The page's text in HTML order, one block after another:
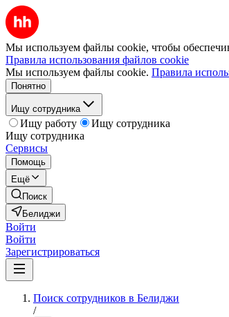
Мы используем файлы cookie, чтобы
Правила использования файлов cookie
Мы используем файлы cookie. Правила
Понятно
Ищу сотрудника
Ищу работу
Ищу сотрудника
Ищу сотрудника
Сервисы
Помощь
Ещё
Поиск
Белиджи
Войти
Войти
Зарегистрироваться
Поиск сотрудников в Белиджи
/